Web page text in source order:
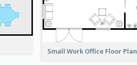
Small Work Office Floor Plan